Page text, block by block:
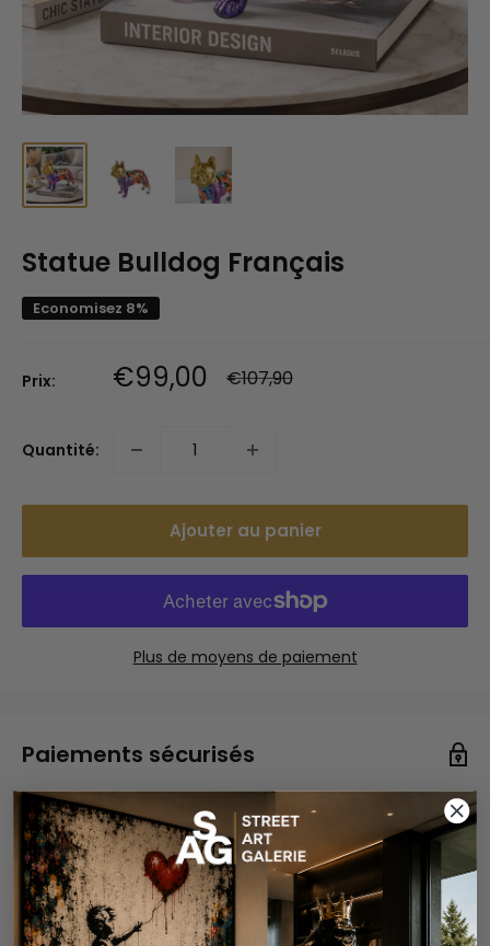
Statue Bulldog Français
Economisez 8%
Prix: Prix
réduit
€99,00 Prix
normal
€107,90
Quantité:
Ajouter au panier
Plus de moyens de paiement
Paiements sécurisés
Vos informations de paiement sont gérées de manière
sécurisée. Nous ne stockons ni ne pouvons récupérer